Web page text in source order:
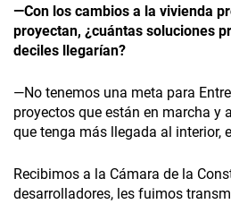
—Con los cambios a la vivienda
proyectan, ¿cuántas soluciones
deciles llegarían?
—No tenemos una meta para
proyectos que están en marcha y
que tenga más llegada al interior,
Recibimos a la Cámara de la
desarrolladores, les fuimos